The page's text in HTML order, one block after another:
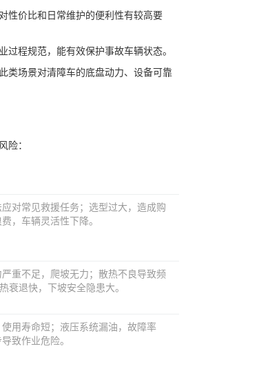
性价比和日常维护的便利性有较高要
程规范，能有效保护事故车辆状态。
类场景对清障车的底盘动力、设备可靠
险：
对常见救援任务；选型过大，造成购
，车辆灵活性下降。
重不足，爬坡无力；散热不良导致频
衰退快，下坡安全隐患大。
用寿命短；液压系统漏油，故障率
致作业危险。